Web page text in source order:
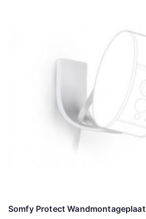
Somfy Protect Wandmontageplaat